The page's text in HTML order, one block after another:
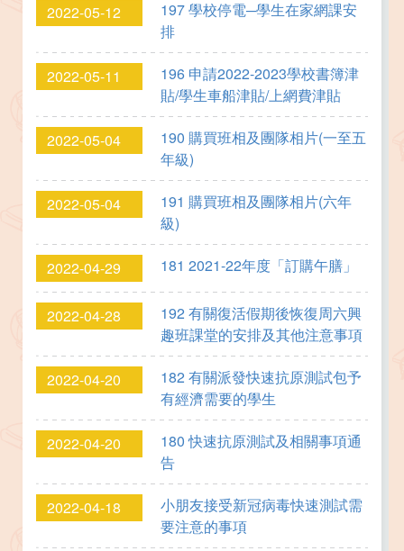
2022-05-12
197 學校停電─學生在家網課安
排
2022-05-11
196 申請2022-2023學校書簿津
貼/學生車船津貼/上網費津貼
2022-05-04
190 購買班相及團隊相片(一至五
年級)
2022-05-04
191 購買班相及團隊相片(六年
級)
2022-04-29 181 2021-22年度「訂購午膳」
2022-04-28
192 有關復活假期後恢復周六興
趣班課堂的安排及其他注意事項
2022-04-20
182 有關派發快速抗原測試包予
有經濟需要的學生
2022-04-20
180 快速抗原測試及相關事項通
告
2022-04-18
小朋友接受新冠病毒快速測試需
要注意的事項